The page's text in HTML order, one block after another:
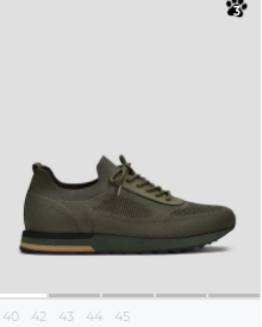
40 42 43 44 45